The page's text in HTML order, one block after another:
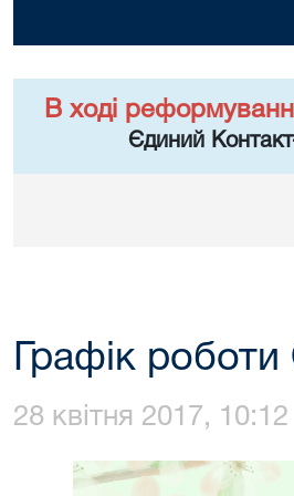
В ході
Єдиний
Графік
28 квітня 2017, 10:12